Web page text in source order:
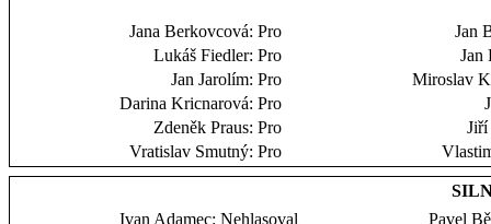
Jana Berkovcová: Pro
Jan
Lukáš Fiedler: Pro
Jan
Jan Jarolím: Pro
Miroslav
Darina Kricnarová: Pro
Zdeněk Praus: Pro
Jiří
Vratislav Smutný: Pro
Ivan Adamec: Nehlasoval
Pavel